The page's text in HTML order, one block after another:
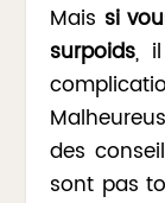
Mais si
surpoids,
des
sont pas